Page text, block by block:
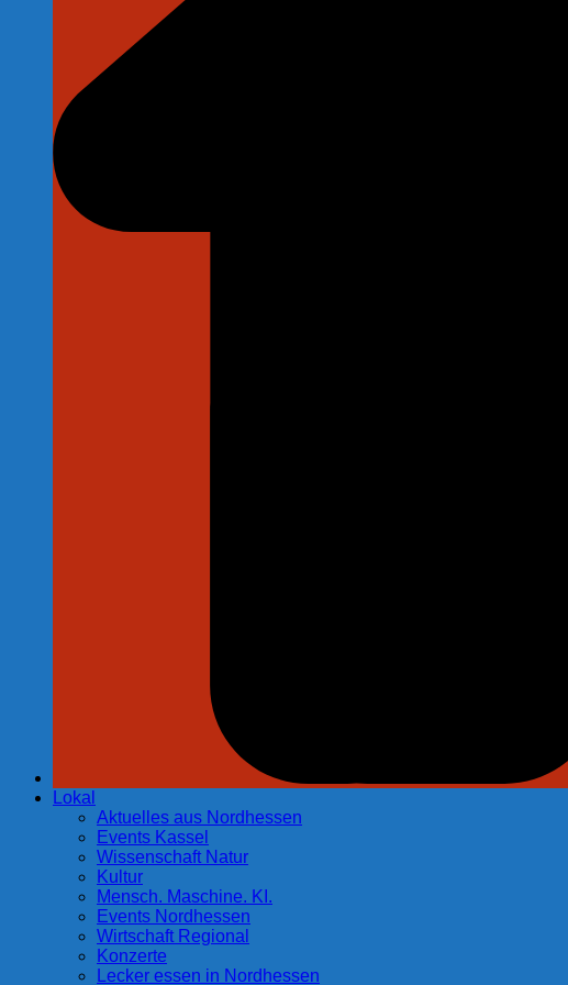
Lokal
Aktuelles aus Nordhessen
Events Kassel
Wissenschaft Natur
Kultur
Mensch. Maschine. KI.
Events Nordhessen
Wirtschaft Regional
Konzerte
Lecker essen in Nordhessen